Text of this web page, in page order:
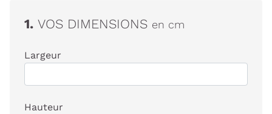
1. VOS DIMENSIONS en cm
Largeur
Hauteur